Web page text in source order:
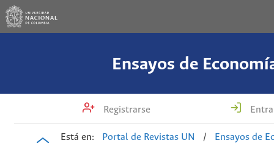
Ensayos de
Registrarse
Está en: Portal de Revistas UN /
Ensayos de